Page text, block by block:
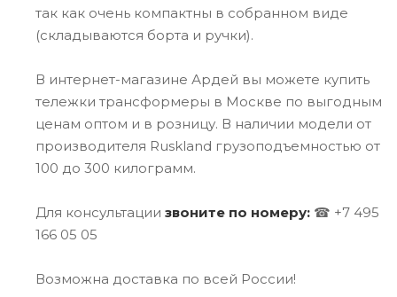
так как очень компактны в собранном виде
(складываются борта и ручки).
В интернет-магазине Ардей вы можете купить
тележки трансформеры в Москве по выгодным
ценам оптом и в розницу. В наличии модели от
производителя Ruskland грузоподъемностью от
100 до 300 килограмм.
Для консультации звоните по номеру: ☎ +7 495
166 05 05
Возможна доставка по всей России!